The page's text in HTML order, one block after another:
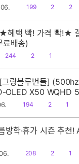
읽
199
공
2
댓
2
혜택 빡! 가격 빡!★
배송)
읽
244
공
2
댓1
랑블루번들]
OLED X50 WQHD
읽
194
공
2
댓1
방학·휴가 시즌 추천
읽
208
공
2
댓1